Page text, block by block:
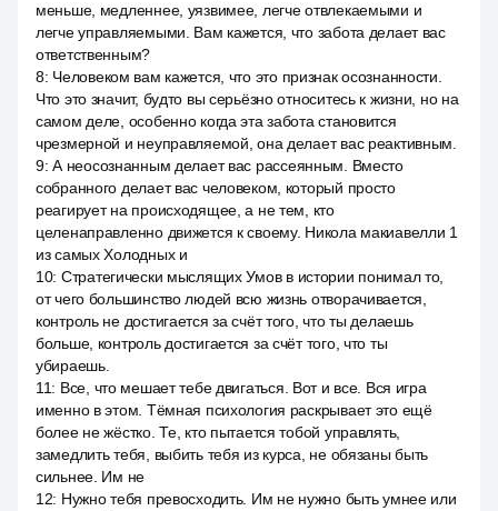
меньше, медленнее, уязвимее, легче отвлекаемыми и
легче управляемыми. Вам кажется, что забота делает вас
ответственным?
8: Человеком вам кажется, что это признак осознанности.
Что это значит, будто вы серьёзно относитесь к жизни, но на
самом деле, особенно когда эта забота становится
чрезмерной и неуправляемой, она делает вас реактивным.
9:А неосознанным делает вас рассеянным. Вместо
собранного делает вас человеком, который просто
реагирует на происходящее, а не тем, кто
целенаправленно движется к своему. Никола макиавелли 1
из самых Холодных и
10: Стратегически мыслящих Умов в истории понимал то,
от чего большинство людей всю жизнь отворачивается,
контроль не достигается за счёт того, что ты делаешь
больше, контроль достигается за счёт того, что ты
убираешь.
11: Все, что мешает тебе двигаться. Вот и все. Вся игра
именно в этом. Тёмная психология раскрывает это ещё
более не жёстко. Те, кто пытается тобой управлять,
замедлить тебя, выбить тебя из курса, не обязаны быть
сильнее. Им не
12: Нужно тебя превосходить. Им не нужно быть умнее или